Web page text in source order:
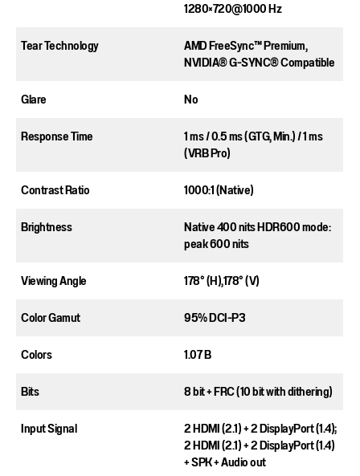
1280×720@1000 Hz
Tear Technology
AMD FreeSync™ Premium,
NVIDIA® G-SYNC® Compatible
Glare​
No​
Response Time​
1 ms / 0.5 ms (GTG, Min.) / 1 ms
(VRB Pro)​
Contrast Ratio​
1000:1 (Native)
Brightness​
Native 400 nits ​HDR600 mode:
peak 600 nits​
Viewing Angle​
178° (H),178° (V) ​
Color Gamut​
95%​ DCI-P3
Colors​
1.07 B​
Bits​
8 bit + FRC (10 bit with dithering)​
Input Signal​
2 HDMI (2.1) + 2 DisplayPort (1.4)​;
2 HDMI (2.1) + 2 DisplayPort (1.4)
+ SPK + Audio out​